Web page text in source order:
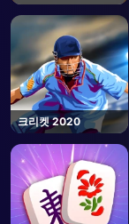
크리켓 2020